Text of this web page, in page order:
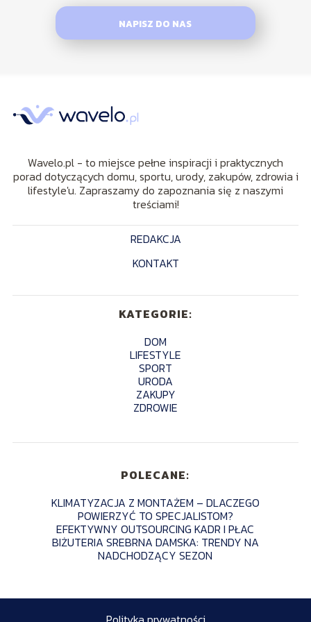
NAPISZ DO NAS
Wavelo.pl - to miejsce pełne inspiracji i praktycznych
porad dotyczących domu, sportu, urody, zakupów, zdrowia i
lifestyle'u. Zapraszamy do zapoznania się z naszymi
treściami!
REDAKCJA
KONTAKT
KATEGORIE:
DOM
LIFESTYLE
SPORT
URODA
ZAKUPY
ZDROWIE
POLECANE:
KLIMATYZACJA Z MONTAŻEM – DLACZEGO
POWIERZYĆ TO SPECJALISTOM?
EFEKTYWNY OUTSOURCING KADR I PŁAC
BIŻUTERIA SREBRNA DAMSKA: TRENDY NA
NADCHODZĄCY SEZON